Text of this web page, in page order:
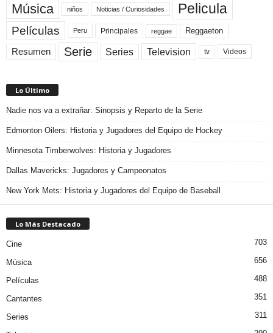
Música niños Noticias / Curiosidades Pelicula
Películas Peru Principales reggae Reggaeton
Resumen Serie Series Television tv Videos
Lo Último
Nadie nos va a extrañar: Sinopsis y Reparto de la Serie
Edmonton Oilers: Historia y Jugadores del Equipo de Hockey
Minnesota Timberwolves: Historia y Jugadores
Dallas Mavericks: Jugadores y Campeonatos
New York Mets: Historia y Jugadores del Equipo de Baseball
Lo Más Destacado
Cine 703
Música 656
Películas 488
Cantantes 351
Series 311